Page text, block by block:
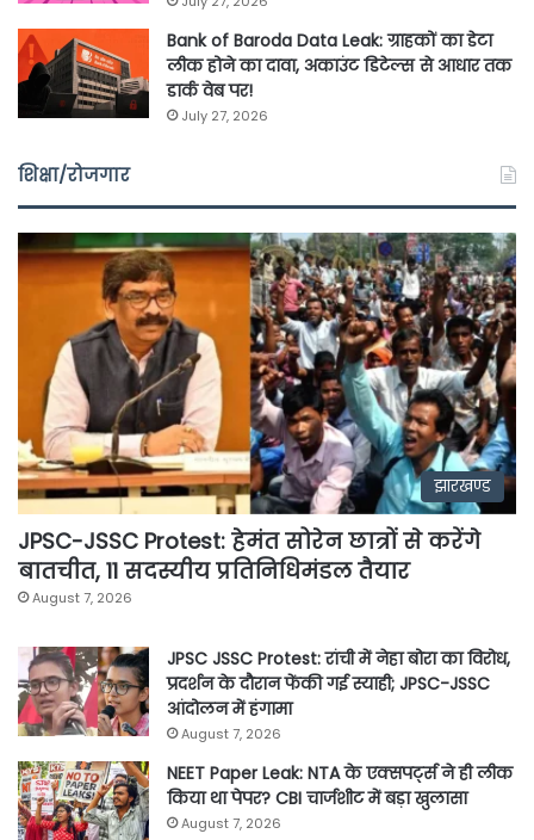
Bank of Baroda Data Leak: ग्राहकों का डेटा
लीक होने का दावा, अकाउंट डिटेल्स से आधार तक
डार्क वेब पर!
July 27, 2026
शिक्षा/रोजगार
झारखण्ड
JPSC-JSSC Protest: हेमंत सोरेन छात्रों से करेंगे
बातचीत, 11 सदस्यीय प्रतिनिधिमंडल तैयार
August 7, 2026
JPSC JSSC Protest: रांची में नेहा बोरा का विरोध,
प्रदर्शन के दौरान फेंकी गई स्याही; JPSC-JSSC
आंदोलन में हंगामा
August 7, 2026
NEET Paper Leak: NTA के एक्सपर्ट्स ने ही लीक
किया था पेपर? CBI चार्जशीट में बड़ा खुलासा
August 7, 2026